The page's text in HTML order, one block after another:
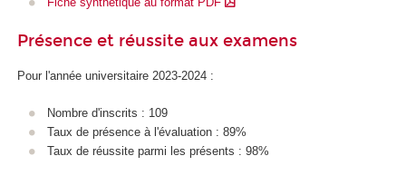
e
d
l
I
A
Présence et réussite aux examens
Pour l'année universitaire 2023-2024 :
Nombre d'inscrits : 109
Taux de présence à l'évaluation : 89%
Taux de réussite parmi les présents : 98%